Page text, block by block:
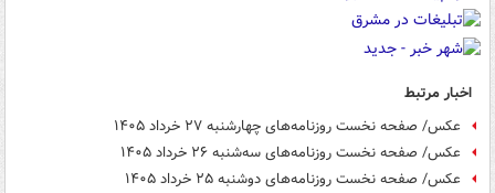
اخبار مرتبط
عکس/ صفحه نخست روزنامه‌های چهارشنبه ۲۷ خرداد ۱۴۰۵
عکس/ صفحه نخست روزنامه‌های سه‌شنبه ۲۶ خرداد ۱۴۰۵
عکس/ صفحه نخست روزنامه‌های دوشنبه ۲۵ خرداد ۱۴۰۵